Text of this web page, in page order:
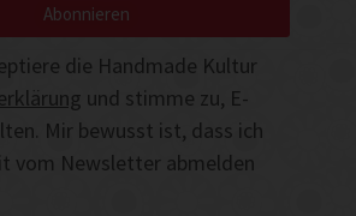
die Handmade Kultur
und stimme zu, E-
Mir bewusst ist, dass ich
vom Newsletter abmelden
Abonnieren